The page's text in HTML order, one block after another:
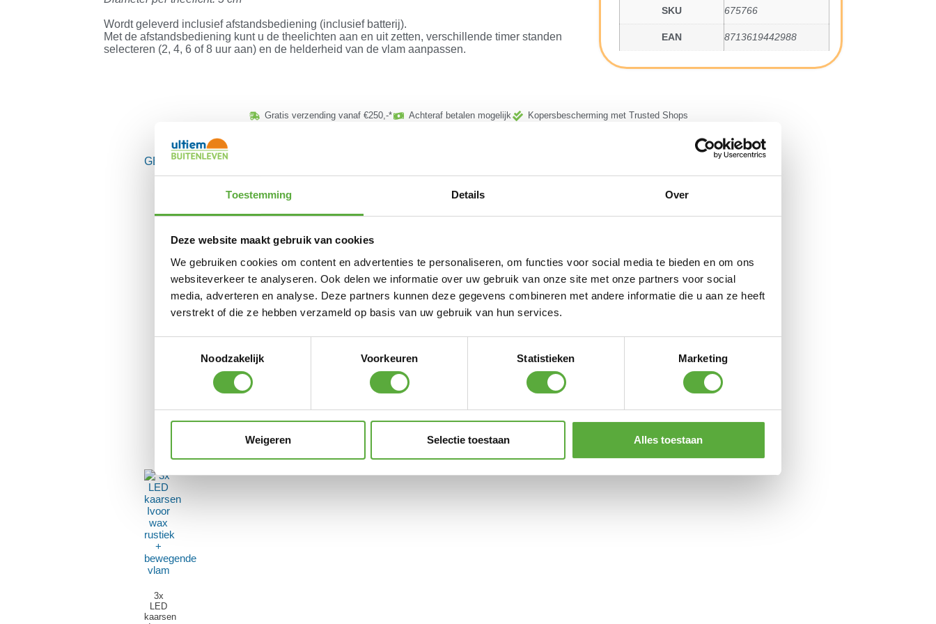
Toestemming Details Over
Deze website maakt gebruik van cookies
We gebruiken cookies om content en advertenties te personaliseren, om functies voor social media te bieden en om ons
websiteverkeer te analyseren. Ook delen we informatie over uw gebruik van onze site met onze partners voor social
media, adverteren en analyse. Deze partners kunnen deze gegevens combineren met andere informatie die u aan ze heeft
verstrekt of die ze hebben verzameld op basis van uw gebruik van hun services.
Noodzakelijk
Voorkeuren Statistieken Marketing
Weigeren Selectie toestaan Alles toestaan
Wordt geleverd inclusief afstandsbediening (inclusief batterij).
Met de afstandsbediening kunt u de theelichten aan en uit zetten, verschillende timer standen
selecteren (2, 4, 6 of 8 uur aan) en de helderheid van de vlam aanpassen.
SKU 675766
EAN 8713619442988
Gratis verzending vanaf €250,-* Achteraf betalen mogelijk Kopersbescherming met Trusted Shops
GERELATEERDE PRODUCTEN
2x
dinerkaars
Rood
2x
LED
dinerkaars
Zwart
+
12,95
Koper
rustiek
bewegende
vlam
3x
LED
kaarsen